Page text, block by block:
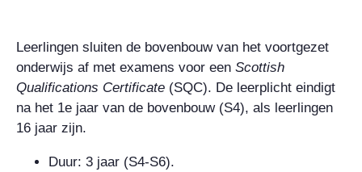
Leerlingen sluiten de bovenbouw van het voortgezet
onderwijs af met examens voor een Scottish
Qualifications Certificate (SQC). De leerplicht eindigt
na het 1e jaar van de bovenbouw (S4), als leerlingen
16 jaar zijn.
Duur: 3 jaar (S4-S6).